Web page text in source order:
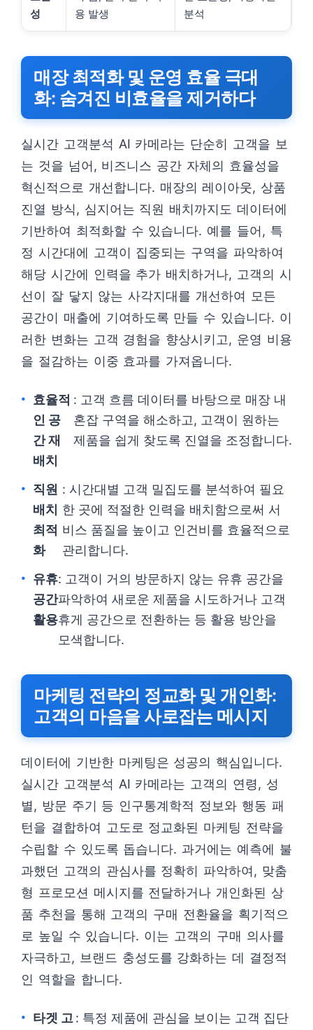
성
용 발생
분석
매장 최적화 및 운영 효율 극대
화: 숨겨진 비효율을 제거하다
실시간 고객분석 AI 카메라는 단순히 고객을 보
는 것을 넘어, 비즈니스 공간 자체의 효율성을
혁신적으로 개선합니다. 매장의 레이아웃, 상품
진열 방식, 심지어는 직원 배치까지도 데이터에
기반하여 최적화할 수 있습니다. 예를 들어, 특
정 시간대에 고객이 집중되는 구역을 파악하여
해당 시간에 인력을 추가 배치하거나, 고객의 시
선이 잘 닿지 않는 사각지대를 개선하여 모든
공간이 매출에 기여하도록 만들 수 있습니다. 이
러한 변화는 고객 경험을 향상시키고, 운영 비용
을 절감하는 이중 효과를 가져옵니다.
효율적
인 공
간 재
배치
: 고객 흐름 데이터를 바탕으로 매장 내
혼잡 구역을 해소하고, 고객이 원하는
제품을 쉽게 찾도록 진열을 조정합니다.
직원
배치
최적
화
: 시간대별 고객 밀집도를 분석하여 필요
한 곳에 적절한 인력을 배치함으로써 서
비스 품질을 높이고 인건비를 효율적으로
관리합니다.
유휴
공간
활용
: 고객이 거의 방문하지 않는 유휴 공간을
파악하여 새로운 제품을 시도하거나 고객
휴게 공간으로 전환하는 등 활용 방안을
모색합니다.
마케팅 전략의 정교화 및 개인화:
고객의 마음을 사로잡는 메시지
데이터에 기반한 마케팅은 성공의 핵심입니다.
실시간 고객분석 AI 카메라는 고객의 연령, 성
별, 방문 주기 등 인구통계학적 정보와 행동 패
턴을 결합하여 고도로 정교화된 마케팅 전략을
수립할 수 있도록 돕습니다. 과거에는 예측에 불
과했던 고객의 관심사를 정확히 파악하여, 맞춤
형 프로모션 메시지를 전달하거나 개인화된 상
품 추천을 통해 고객의 구매 전환율을 획기적으
로 높일 수 있습니다. 이는 고객의 구매 의사를
자극하고, 브랜드 충성도를 강화하는 데 결정적
인 역할을 합니다.
타겟 고 : 특정 제품에 관심을 보이는 고객 집단